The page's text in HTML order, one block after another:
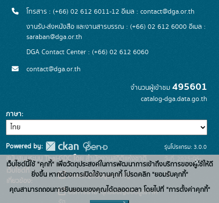
โทรสาร : (+66) 02 612 6011-12 อีเมล : contact@dga.or.th
งานรับ-ส่งหนังสือ และงานสารบรรณ : (+66) 02 612 6000 อีเมล :
saraban@dga.or.th
DGA Contact Center : (+66) 02 612 6060
contact@dga.or.th
จำนวนผู้เข้าชม 495601
catalog-dga.data.go.th
ภาษา
Powered by:
สนับสนุนระบบ Thai-GDC โดย สำนักงานสถิติแห่งชาติ
เว็บไซต์ที่
เกี่ยวข้อง:
ระบบบัญชีข้อมูลภาครัฐ
บริการนามานุกรมบัญชีข้อมูลภาค
รุ่นโปรแกรม: 3.0.0
วันที่: 2025-06-
26
เว็บไซต์นี้ใช้ "คุกกี้" เพื่อวัตถุประสงค์ในการพัฒนาการเข้าถึงบริการของผู้ใช้ให้ดี
ยิ่งขึ้น หากต้องการเปิดใช้งานคุกกี้ โปรดคลิก "ยอมรับคุกกี้"
คุณสามารถถอนการยินยอมของคุณได้ตลอดเวลา โดยไปที่ "การตั้งค่าคุกกี้"
x